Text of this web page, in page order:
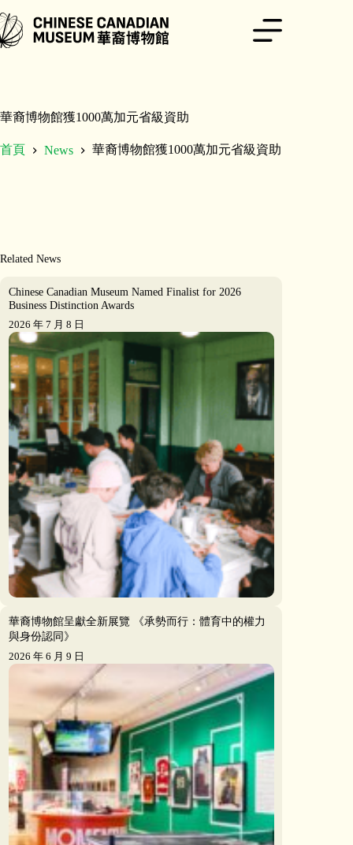
至
主
華裔博物館獲1000萬加元省級資助
首頁 News 華裔博物館獲1000萬加元省級資助
Related News
Chinese Canadian Museum Named Finalist for 2026
Business Distinction Awards
2026 年 7 月 8 日
華裔博物館呈獻全新展覽 《承勢而行：體育中的權力
與身份認同》
2026 年 6 月 9 日